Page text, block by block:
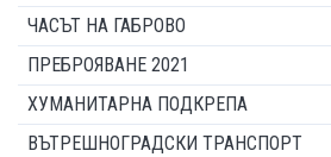
ЧАСЪТ НА ГАБРОВО
ПРЕБРОЯВАНЕ 2021
ХУМАНИТАРНА ПОДКРЕПА
ВЪТРЕШНОГРАДСКИ ТРАНСПОРТ